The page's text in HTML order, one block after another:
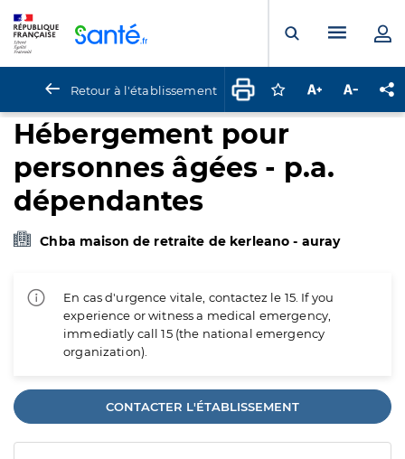
Ouvrir laMenu
Retour à l'établissement Connectez-vous
Augmenter la
Hébergement pour
personnes âgées - p.a.
dépendantes
Chba maison de retraite de kerleano - auray
En cas d'urgence vitale, contactez le 15. If you
experience or witness a medical emergency,
immediatly call 15 (the national emergency
organization).
CONTACTER L'ÉTABLISSEMENT